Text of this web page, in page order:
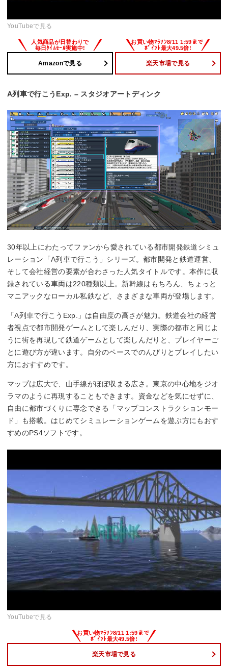
YouTubeで見る
Amazonで見る 楽天市場で見る
A列車で行こうExp. – スタジオアートディンク
30年以上にわたってファンから愛されている都市開発鉄道シミュ
レーション「A列車で行こう」シリーズ。都市開発と鉄道運営、
そして会社経営の要素が合わさった人気タイトルです。本作に収
録されている車両は220種類以上。新幹線はもちろん、ちょっと
マニアックなローカル私鉄など、さまざまな車両が登場します。
「A列車で行こうExp.」は自由度の高さが魅力。鉄道会社の経営
者視点で都市開発ゲームとして楽しんだり、実際の都市と同じよ
うに街を再現して鉄道ゲームとして楽しんだりと、プレイヤーご
とに遊び方が違います。自分のペースでのんびりとプレイしたい
方におすすめです。
マップは広大で、山手線がほぼ収まる広さ。東京の中心地をジオ
ラマのように再現することもできます。資金などを気にせずに、
自由に都市づくりに専念できる「マップコンストラクションモー
ド」も搭載。はじめてシミュレーションゲームを遊ぶ方にもおす
すめのPS4ソフトです。
YouTubeで見る
楽天市場で見る